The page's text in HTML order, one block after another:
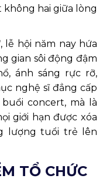
hai giữa lòng
, lễ hội năm nay hứa
gian sôi động đậm
ánh sáng rực rỡ,
nghệ sĩ đẳng cấp
concert, mà là
giới hạn được xóa
lượng tuổi trẻ lên
TỔ CHỨC